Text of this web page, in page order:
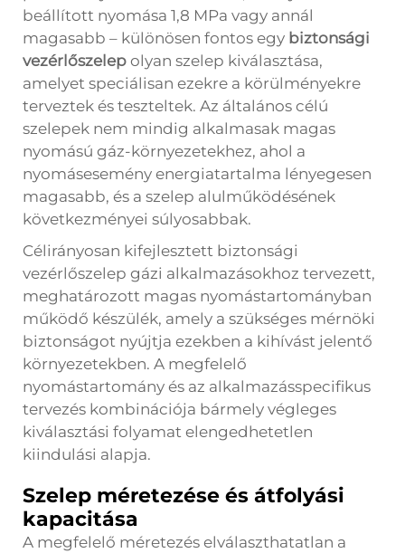
beállított nyomása 1,8 MPa vagy annál
magasabb – különösen fontos egy biztonsági
vezérlőszelep olyan szelep kiválasztása,
amelyet speciálisan ezekre a körülményekre
terveztek és teszteltek. Az általános célú
szelepek nem mindig alkalmasak magas
nyomású gáz-környezetekhez, ahol a
nyomásesemény energiatartalma lényegesen
magasabb, és a szelep alulműködésének
következményei súlyosabbak.
Célirányosan kifejlesztett biztonsági
vezérlőszelep gázi alkalmazásokhoz tervezett,
meghatározott magas nyomástartományban
működő készülék, amely a szükséges mérnöki
biztonságot nyújtja ezekben a kihívást jelentő
környezetekben. A megfelelő
nyomástartomány és az alkalmazásspecifikus
tervezés kombinációja bármely végleges
kiválasztási folyamat elengedhetetlen
kiindulási alapja.
Szelep méretezése és átfolyási
kapacitása
A megfelelő méretezés elválaszthatatlan a